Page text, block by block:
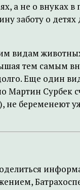
а не о внуках
заботу о
видам
тем самым
Еще один
Сурбек
беременеют